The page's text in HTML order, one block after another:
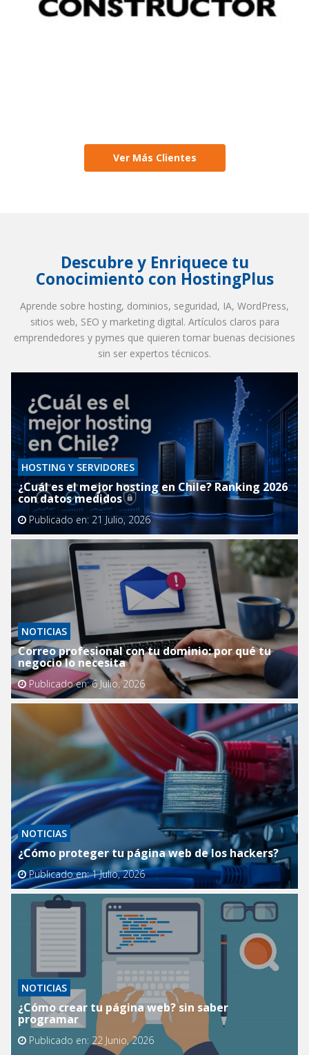
Ver Más Clientes
Descubre y Enriquece tu
Conocimiento con HostingPlus
Aprende sobre hosting, dominios, seguridad, IA, WordPress,
sitios web, SEO y marketing digital. Artículos claros para
emprendedores y pymes que quieren tomar buenas decisiones
sin ser expertos técnicos.
HOSTING Y SERVIDORES
¿Cuál es el mejor hosting en Chile? Ranking 2026
con datos medidos
Publicado en:21 Julio, 2026
NOTICIAS
Correo profesional con tu dominio: por qué tu
negocio lo necesita
Publicado en:6 Julio, 2026
NOTICIAS
¿Cómo proteger tu página web de los hackers?
Publicado en:1 Julio, 2026
NOTICIAS
¿Cómo crear tu página web? sin saber
programar
Publicado en: 22 Junio, 2026